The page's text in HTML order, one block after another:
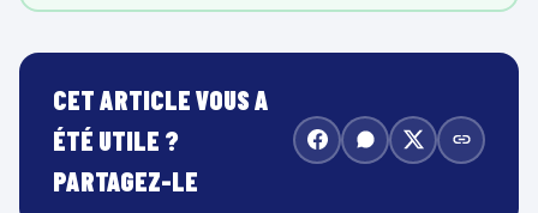
CET ARTICLE VOUS A
ÉTÉ UTILE ?
PARTAGEZ-LE